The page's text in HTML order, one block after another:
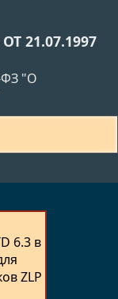
21.07.1997
ФЗ "О
6.3 в
ZLP